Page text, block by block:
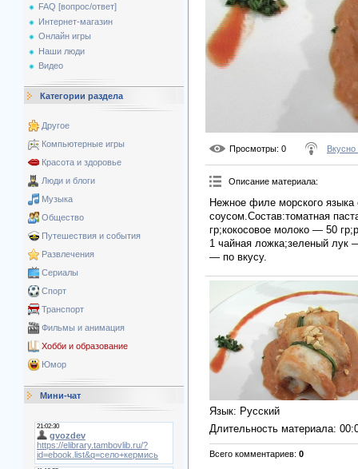
FAQ [вопрос/ответ]
Интернет-магазин
Онлайн игры
Наши люди
Видео
Категории раздела
Другое
Компьютерные игры
Красота и здоровье
Люди и блоги
Музыка
Общество
Путешествия и события
Развлечения
Сериалы
Спорт
Транспорт
Фильмы и анимация
Хобби и образование
Юмор
Мини-чат
Просмотры: 0
Описание материала:
Нежное филе морского
соусом.Состав:томатная
гр;кокосовое молоко — 50
1 чайная ложка;зеленый лук
— по вкусу.
Язык: Русский
Длительность материала:
Всего комментариев: 0